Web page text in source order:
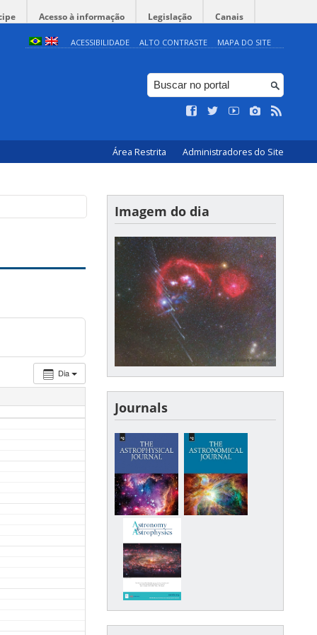
Acesso à informação Legislação Canais
ACESSIBILIDADE ALTO CONTRASTE MAPA DO SITE
Área Restrita Administradores do Site
Dia
Imagem do dia
Journals